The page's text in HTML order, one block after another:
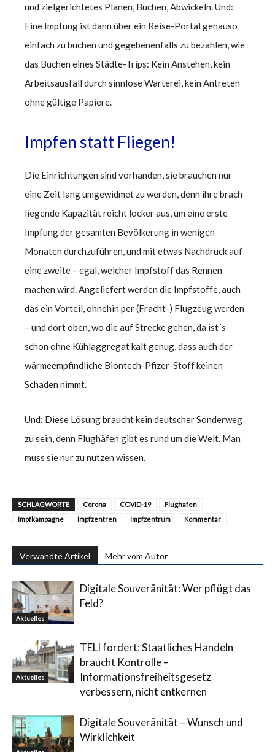
und zielgerichtetes Planen, Buchen, Abwickeln. Und:
Eine Impfung ist dann über ein Reise-Portal genauso
einfach zu buchen und gegebenenfalls zu bezahlen, wie
das Buchen eines Städte-Trips: Kein Anstehen, kein
Arbeitsausfall durch sinnlose Warterei, kein Antreten
ohne gültige Papiere.
Impfen statt Fliegen!
Die Einrichtungen sind vorhanden, sie brauchen nur
eine Zeit lang umgewidmet zu werden, denn ihre brach
liegende Kapazität reicht locker aus, um eine erste
Impfung der gesamten Bevölkerung in wenigen
Monaten durchzuführen, und mit etwas Nachdruck auf
eine zweite – egal, welcher Impfstoff das Rennen
machen wird. Angeliefert werden die Impfstoffe, auch
das ein Vorteil, ohnehin per (Fracht-) Flugzeug werden
– und dort oben, wo die auf Strecke gehen, da ist´s
schon ohne Kühlaggregat kalt genug, dass auch der
wärmeempfindliche Biontech-Pfizer-Stoff keinen
Schaden nimmt.
Und: Diese Lösung braucht kein deutscher Sonderweg
zu sein, denn Flughäfen gibt es rund um die Welt. Man
muss sie nur zu nutzen wissen.
SCHLAGWORTE Corona COVID-19
Flughafen
Impfkampagne
Impfzentren Impfzentrum Kommentar
Verwandte Artikel Mehr vom Autor
Aktuelles
Digitale Souveränität: Wer pflügt das
Feld?
Aktuelles
TELI fordert: Staatliches Handeln
braucht Kontrolle –
Informationsfreiheitsgesetz
verbessern, nicht entkernen
Digitale Souveränität – Wunsch und
Wirklichkeit